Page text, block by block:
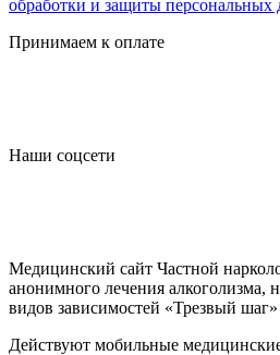
обработки и защиты персональных
Принимаем к оплате
Наши соцсети
Медицинский сайт Частной
анонимного лечения алкоголизма,
видов зависимостей «Трезвый шаг»
Действуют мобильные